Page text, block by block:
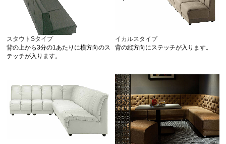
スタウトSタイプ
背の上から3分の1あたりに横方向のス
テッチが入ります。
イカルスタイプ
背の縦方向にステッチが入ります。